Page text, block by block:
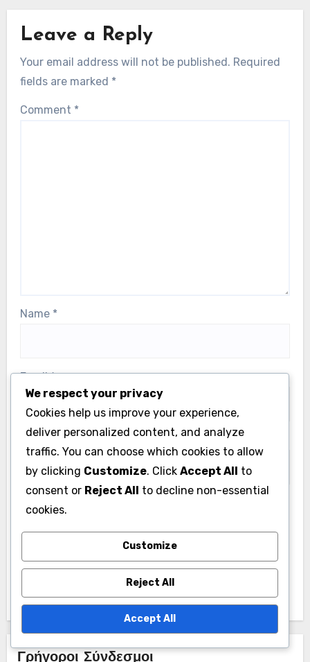
Leave a Reply
Your email address will not be published. Required
fields are marked *
Comment *
Name *
Email*
Website
for the next time I comment.
Γρήγοροι Σύνδεσμοι
We respect your privacy
Cookies help us improve your experience,
deliver personalized content, and analyze
traffic. You can choose which cookies to allow
by clicking Customize. Click Accept All to
consent or Reject All to decline non-essential
cookies.
Customize
Reject All
Accept All